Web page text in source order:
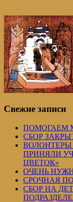
Свежие записи
ПОМОГАЕМ
СБОР
ВОЛОНТЕРЫ
ПРИНЯЛИ
ЦВЕТОК»
ОЧЕНЬ
СРОЧНАЯ
СБОР НА